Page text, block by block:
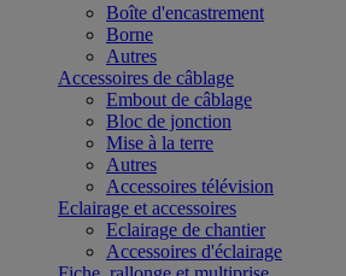
Boîte d'encastrement
Borne
Autres
Accessoires de câblage
Embout de câblage
Bloc de jonction
Mise à la terre
Autres
Accessoires télévision
Eclairage et accessoires
Eclairage de chantier
Accessoires d'éclairage